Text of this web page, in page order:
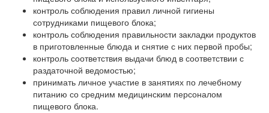
контроль соблюдения правил личной гигиены
сотрудниками пищевого блока;
контроль соблюдения правильности закладки продуктов
в приготовленные блюда и снятие с них первой пробы;
контроль соответствия выдачи блюд в соответствии с
раздаточной ведомостью;
принимать личное участие в занятиях по лечебному
питанию со средним медицинским персоналом
пищевого блока.